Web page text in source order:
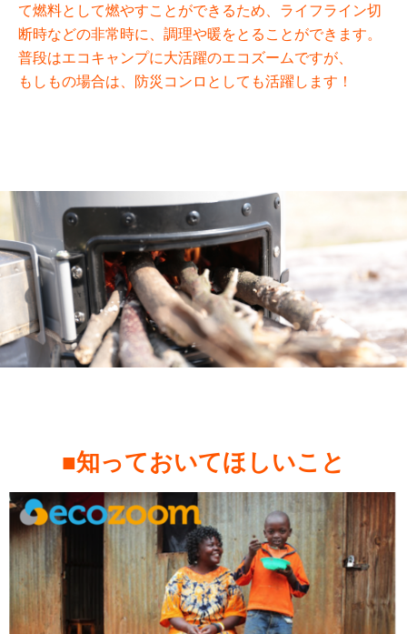
て燃料として燃やすことができるため、ライフライン切
断時などの非常時に、調理や暖をとることができます。
普段はエコキャンプに大活躍のエコズームですが、
もしもの場合は、防災コンロとしても活躍します！
■知っておいてほしいこと